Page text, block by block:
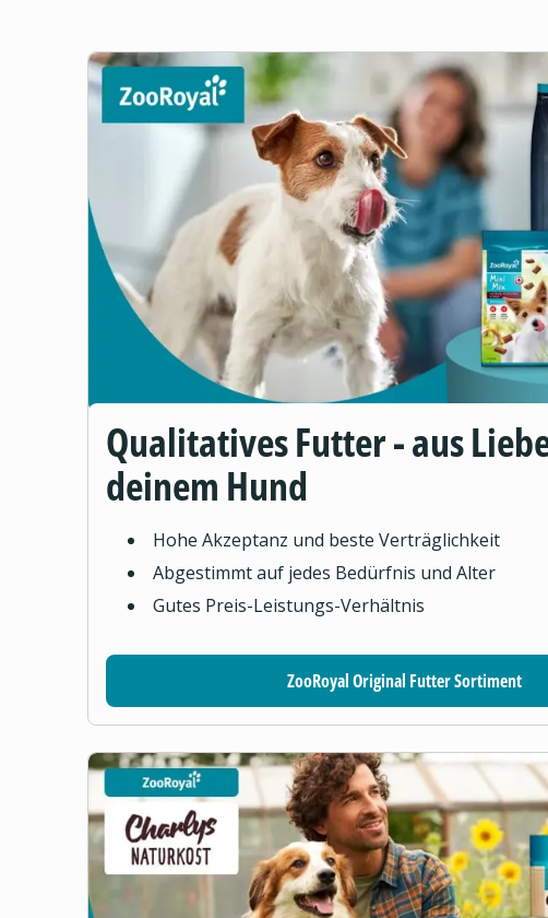
Qualitatives Futter - aus
deinem Hund
Hohe Akzeptanz und beste Verträglichkeit
Abgestimmt auf jedes Bedürfnis und Alter
Gutes Preis-Leistungs-Verhältnis
ZooRoyal Original Futter Sortiment